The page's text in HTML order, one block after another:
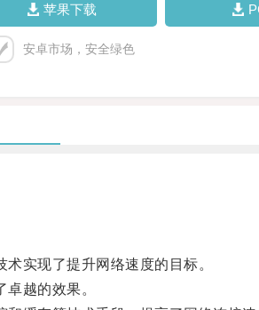
苹果下载
安卓市场，安全绿色
实现了提升网络速度的目标。
越的效果。